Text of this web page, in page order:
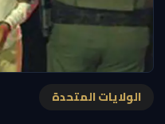
الولايات المتحدة